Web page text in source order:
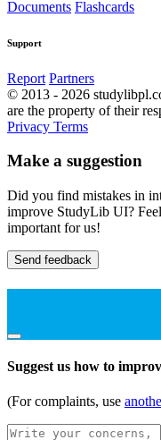
Documents Flashcards
Support
Report Partners
© 2013 - 2026
are the property of their
Privacy Terms
Make a suggestion
Did you find mistakes in
improve StudyLib UI?
important for us!
Send feedback
Suggest us how to
(For complaints, use